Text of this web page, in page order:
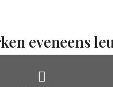
eveneens